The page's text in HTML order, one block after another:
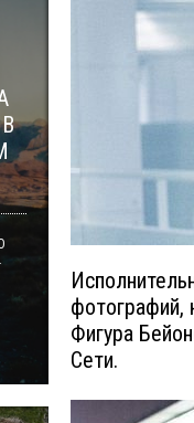
фотографий,
Фигура
Сети.